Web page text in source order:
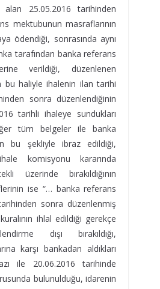
25.05.2016 tarihinden
mektubunun masraflarının
ödendiği, sonrasında aynı
tarafından banka referans
verildiği, düzenlenen
bu haliyle ihalenin ilan tarihi
sonra düzenlendiğinin
tarihli ihaleye sundukları
tüm belgeler ile banka
bu şekliyle ibraz edildiği,
komisyonu kararında
üzerinde bırakıldığının
ise “… banka referans
sonra düzenlenmiş
ihlal edildiği gerekçe
dışı bırakıldığı,
karşı bankadan aldıkları
ile 20.06.2016 tarihinde
bulunulduğu, idarenin